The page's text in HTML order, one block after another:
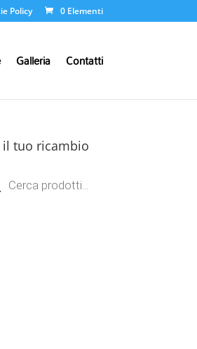
Policy 0 Elementi
Galleria Contatti
il tuo ricambio